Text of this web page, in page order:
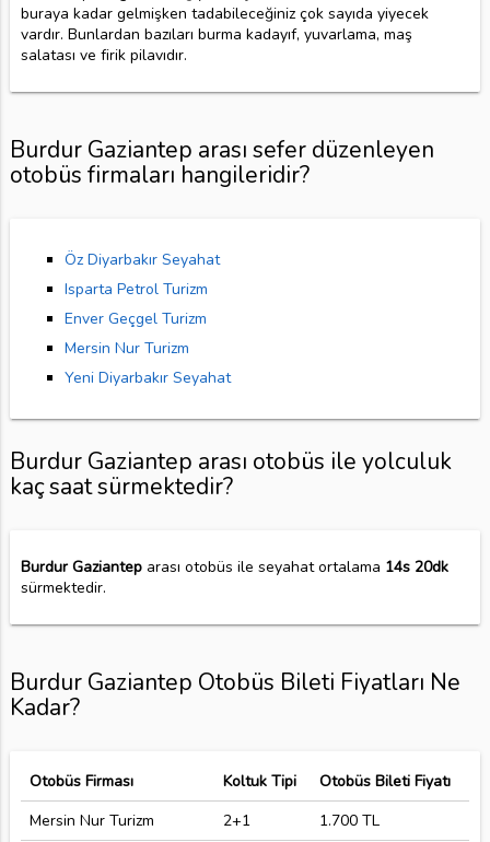
buraya kadar gelmişken tadabileceğiniz çok sayıda yiyecek
vardır. Bunlardan bazıları burma kadayıf, yuvarlama, maş
salatası ve firik pilavıdır.
Burdur Gaziantep arası sefer düzenleyen
otobüs firmaları hangileridir?
Öz Diyarbakır Seyahat
Isparta Petrol Turizm
Enver Geçgel Turizm
Mersin Nur Turizm
Yeni Diyarbakır Seyahat
Burdur Gaziantep arası otobüs ile yolculuk
kaç saat sürmektedir?
Burdur Gazianteparası otobüs ile seyahat ortalama 14s 20dk
sürmektedir.
Burdur Gaziantep Otobüs Bileti Fiyatları Ne
Kadar?
Otobüs Firması Koltuk Tipi
Otobüs Bileti Fiyatı
Mersin Nur Turizm
2+1
1.700 TL